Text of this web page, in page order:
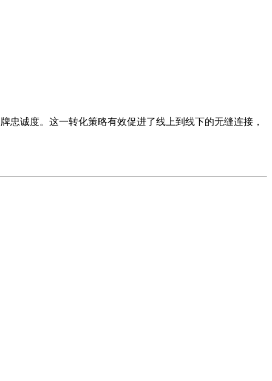
忠诚度。这一转化策略有效促进了线上到线下的无缝连接，